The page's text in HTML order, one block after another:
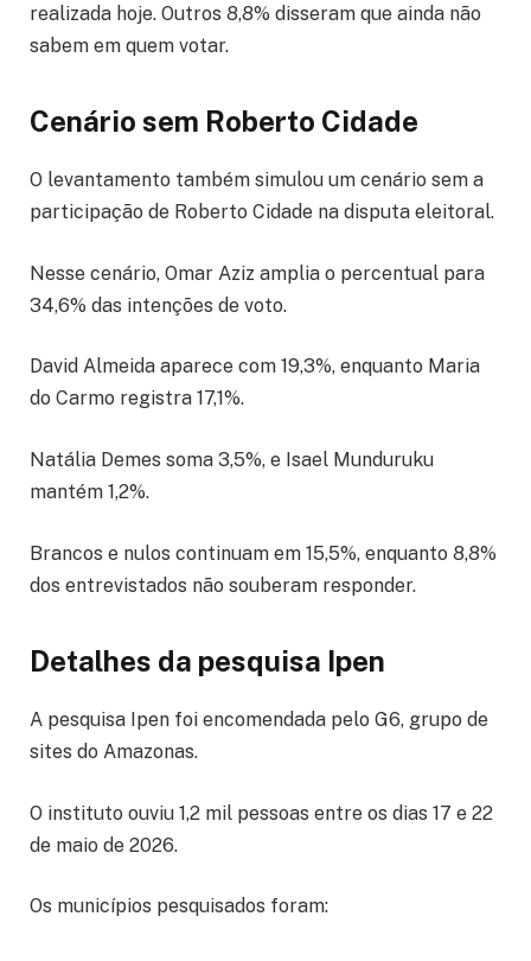
realizada hoje. Outros 8,8% disseram que ainda não
sabem em quem votar.
Cenário sem Roberto Cidade
O levantamento também simulou um cenário sem a
participação de Roberto Cidade na disputa eleitoral.
Nesse cenário, Omar Aziz amplia o percentual para
34,6% das intenções de voto.
David Almeida aparece com 19,3%, enquanto Maria
do Carmo registra 17,1%.
Natália Demes soma 3,5%, e Isael Munduruku
mantém 1,2%.
Brancos e nulos continuam em 15,5%, enquanto 8,8%
dos entrevistados não souberam responder.
Detalhes da pesquisa Ipen
A pesquisa Ipen foi encomendada pelo G6, grupo de
sites do Amazonas.
O instituto ouviu 1,2 mil pessoas entre os dias 17 e 22
de maio de 2026.
Os municípios pesquisados foram: